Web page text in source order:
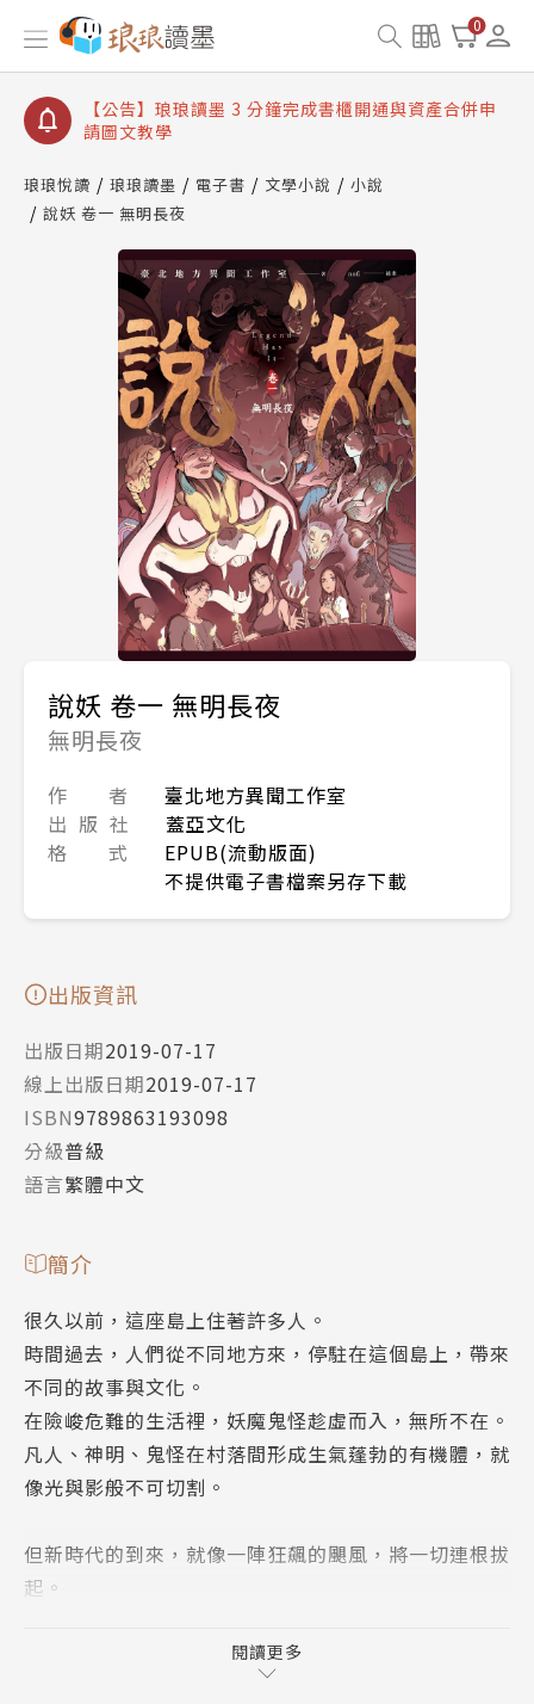
0
【公告】琅琅讀墨數位閱讀資產合併與書櫃開通申請
【公告】琅琅讀墨書櫃開通常見問題
【公告】琅琅讀墨 3 分鐘完成書櫃開通與資產合併申
請圖文教學
查詢
【公告】琅琅讀墨數位閱讀資產合併與書櫃開通申請
琅琅悅讀 琅琅讀墨 電子書 文學小說
小說
說妖 卷一 無明長夜
說妖 卷一 無明長夜
無明長夜
作 者
臺北地方異聞工作室
出 版 社
蓋亞文化
格 式
EPUB(流動版面)
不提供電子書檔案另存下載
出版資訊
出版日期2019-07-17
線上出版日期2019-07-17
ISBN9789863193098
分級普級
語言繁體中文
簡介
很久以前，這座島上住著許多人。
時間過去，人們從不同地方來，停駐在這個島上，帶來
不同的故事與文化。
在險峻危難的生活裡，妖魔鬼怪趁虛而入，無所不在。
凡人、神明、鬼怪在村落間形成生氣蓬勃的有機體，就
像光與影般不可切割。
但新時代的到來，就像一陣狂飆的颶風，將一切連根拔
起。
然而，妖怪並非是唯一的潛伏者。
鬼故事、謠言、陰謀論、都市傳說、新興宗教無不等著
閱讀更多